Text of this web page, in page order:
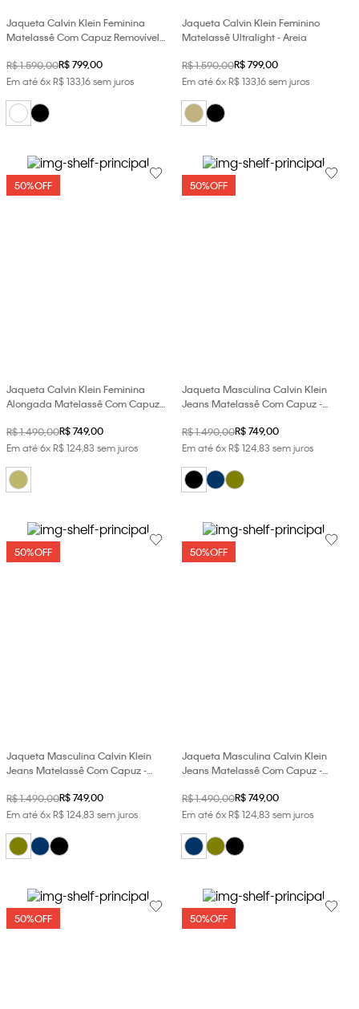
Jaqueta Calvin Klein Feminina
Matelassê Com Capuz Removível -
R$1.590,00R$799,00
Em até6xR$13316sem juros
Jaqueta Calvin Klein Feminino
Matelassê Ultralight - Areia
R$1.590,00R$799,00
Em até6xR$13316sem juros
50%OFF
Jaqueta Calvin Klein Feminina
Alongada Matelassê Com Capuz -
R$1.490,00R$749,00
Em até6xR$12483 sem juros
50%OFF
Jaqueta Masculina Calvin Klein
Jeans Matelassê Com Capuz -
R$1.490,00R$749,00
Em até6xR$12483 sem juros
50%OFF
Jaqueta Masculina Calvin Klein
Jeans Matelassê Com Capuz -
R$1.490,00R$749,00
Em até6xR$12483 sem juros
50%OFF
Jaqueta Masculina Calvin Klein
Jeans Matelassê Com Capuz -
R$1.490,00R$749,00
Em até6xR$12483 sem juros
50%OFF 50%OFF